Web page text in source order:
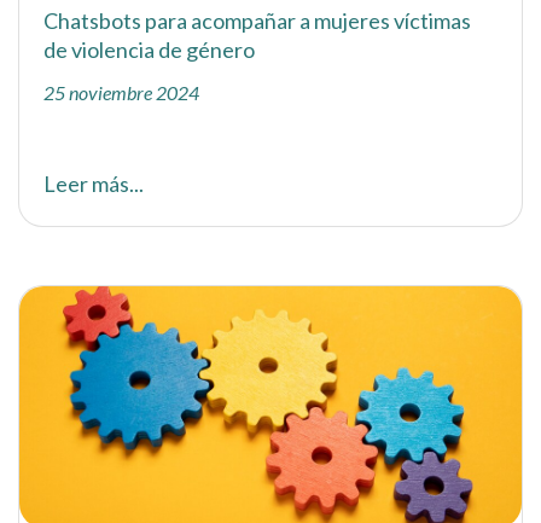
Chatsbots para acompañar a mujeres víctimas
de violencia de género
25 noviembre 2024
Leer más...